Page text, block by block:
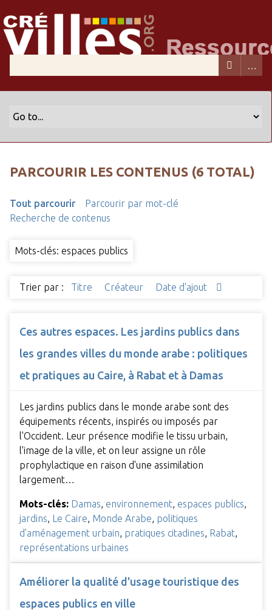
PARCOURIR LES CONTENUS (6 TOTAL)
Tout parcourir
Parcourir par mot-clé
Recherche de contenus
Mots-clés: espaces publics
Trier par : Titre Créateur Date d'ajout
Ces autres espaces. Les jardins publics dans
les grandes villes du monde arabe : politiques
et pratiques au Caire, à Rabat et à Damas
Les jardins publics dans le monde arabe sont des
équipements récents, inspirés ou imposés par
l'Occident. Leur présence modifie le tissu urbain,
l'image de la ville, et on leur assigne un rôle
prophylactique en raison d'une assimilation
largement…
Mots-clés: Damas environnement espaces publics
jardins Le Caire Monde Arabe politiques
d'aménagement urbain pratiques citadines Rabat
représentations urbaines
Améliorer la qualité d'usage touristique des
espaces publics en ville